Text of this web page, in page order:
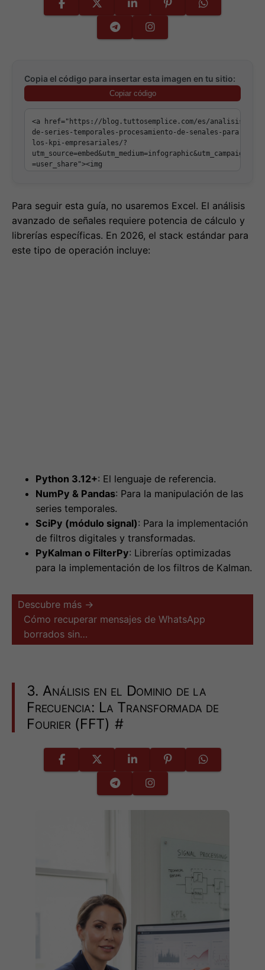
Copia el código para insertar esta imagen en tu sitio:
Copiar código
Para seguir esta guía, no usaremos Excel. El análisis
avanzado de señales requiere potencia de cálculo y
de filtros digitales y transformadas.
PyKalman o FilterPy: Librerías optimizadas
para la implementación de los filtros de Kalman.
Descubre más →
Cómo recuperar mensajes de WhatsApp
borrados sin…
3. Análisis en el Dominio de la
Frecuencia: La Transformada de